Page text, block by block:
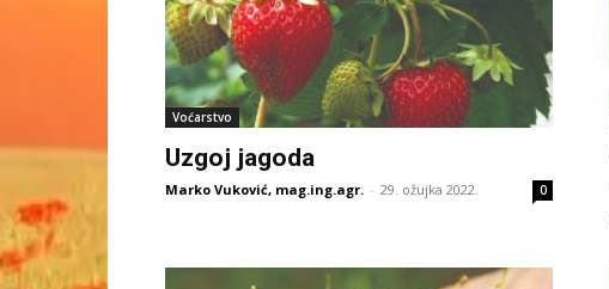
Voćarstvo
Uzgoj jagoda
Marko Vuković, mag.ing.agr. - 29. ožujka 2022. 0